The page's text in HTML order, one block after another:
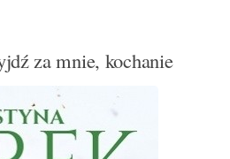
za mnie, kochanie